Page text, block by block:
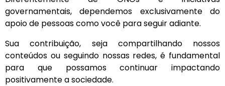
governamentais, dependemos exclusivamente do
apoio de pessoas como você para seguir adiante.
Sua contribuição, seja compartilhando nossos
conteúdos ou seguindo nossas redes, é fundamental
para que possamos continuar impactando
positivamente a sociedade.